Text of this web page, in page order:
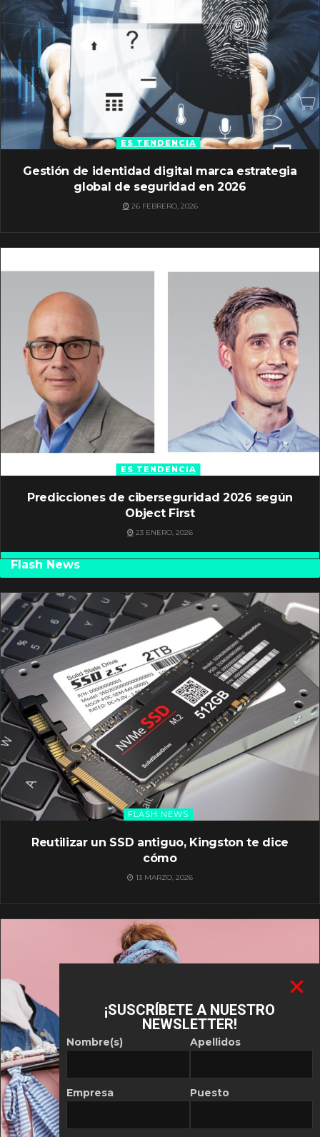
ES TENDENCIA
Gestión de identidad digital marca estrategia
global de seguridad en 2026
26 FEBRERO, 2026
ES TENDENCIA
Predicciones de ciberseguridad 2026 según
Object First
23 ENERO, 2026
Flash News
FLASH NEWS
Reutilizar un SSD antiguo, Kingston te dice
cómo
13 MARZO, 2026
¡SUSCRÍBETE A NUESTRO
NEWSLETTER!
Nombre(s)
Empresa
Apellidos
Puesto